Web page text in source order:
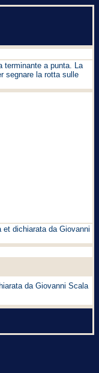
terminante a punta. La
segnare la rotta sulle
dichiarata da Giovanni
da Giovanni Scala